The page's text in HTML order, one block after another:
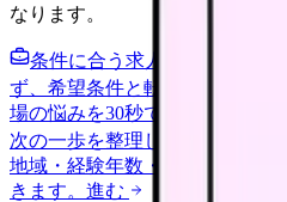
なります。
条件に合う求人通知を受け取る
ず、希望条件と転職時期を自社
場の悩みを30秒で診断
辞める
次の一歩を整理します。
地域・経験年数・施設形態から
きます。 進む